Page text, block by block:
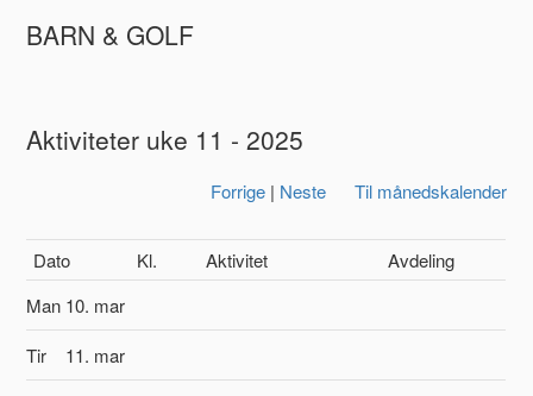
BARN & GOLF
Aktiviteter uke 11 - 2025
Forrige| Neste Til månedskalender
Dato Kl. Aktivitet
Avdeling
Man 10. mar
Tir
11. mar